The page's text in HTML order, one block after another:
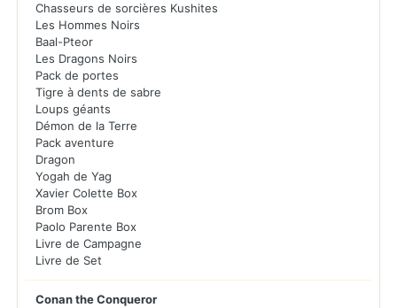
Chasseurs de sorcières Kushites
Les Hommes Noirs
Baal-Pteor
Les Dragons Noirs
Pack de portes
Tigre à dents de sabre
Loups géants
Démon de la Terre
Pack aventure
Dragon
Yogah de Yag
Xavier Colette Box
Brom Box
Paolo Parente Box
Livre de Campagne
Livre de Set
Conan the Conqueror